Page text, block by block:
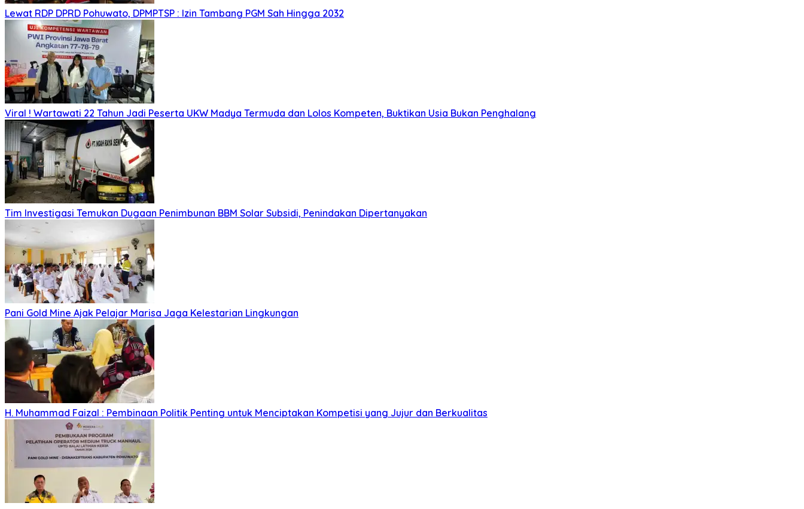
Lewat RDP DPRD Pohuwato, DPMPTSP : Izin Tambang PGM Sah Hingga 2032
Viral ! Wartawati 22 Tahun Jadi Peserta UKW Madya Termuda dan Lolos Kompeten, Buktikan Usia Bukan Penghalang
Tim Investigasi Temukan Dugaan Penimbunan BBM Solar Subsidi, Penindakan Dipertanyakan
Pani Gold Mine Ajak Pelajar Marisa Jaga Kelestarian Lingkungan
H. Muhammad Faizal : Pembinaan Politik Penting untuk Menciptakan Kompetisi yang Jujur dan Berkualitas